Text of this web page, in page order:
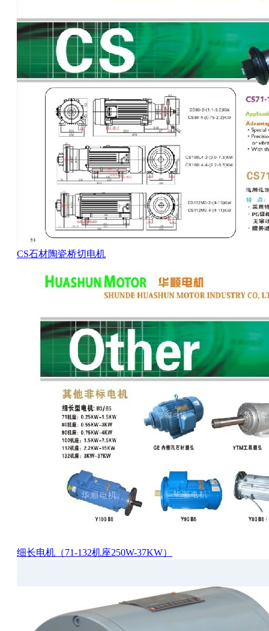
CS石材陶瓷桥切电机
细长电机（71-132机座250W-37KW）